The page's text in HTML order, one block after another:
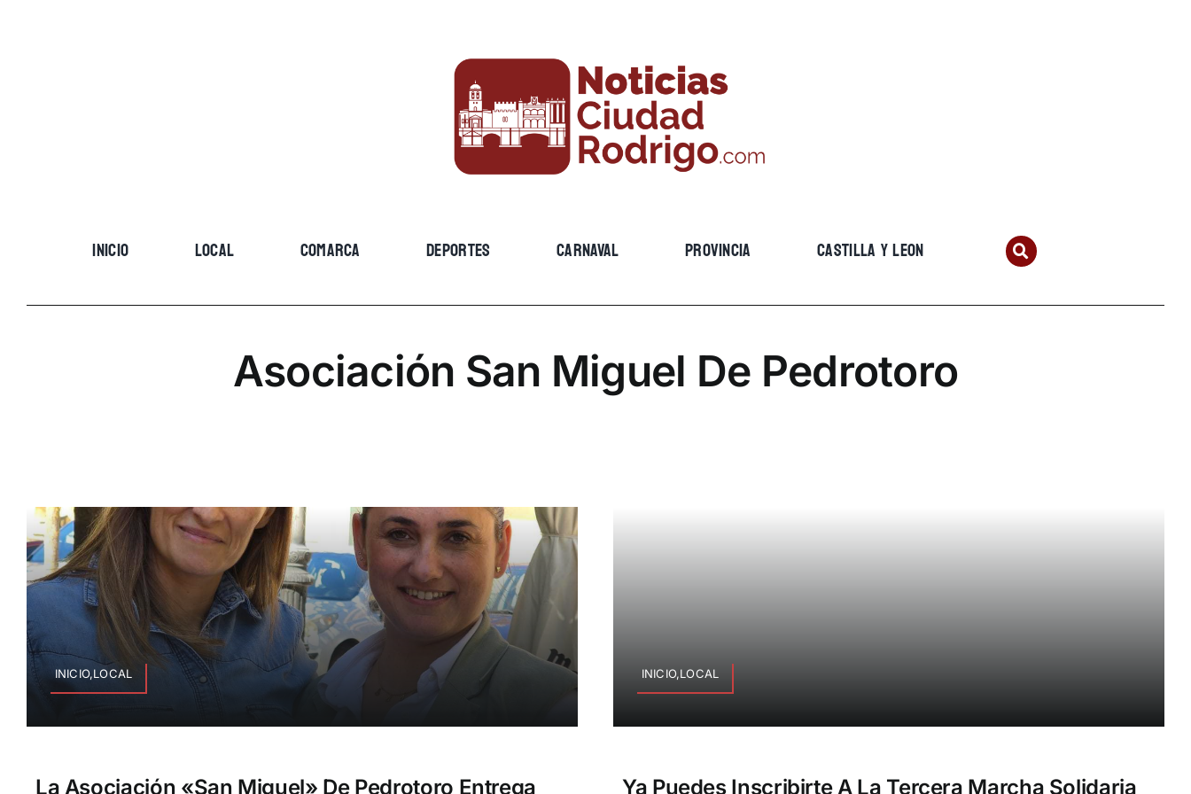
INICIO LOCAL COMARCA DEPORTES CARNAVAL PROVINCIA CASTILLA Y LEON
Asociación San Miguel De Pedrotoro
INICIO,LOCAL
La Asociación «San Miguel» De Pedrotoro Entrega
INICIO,LOCAL
Ya Puedes Inscribirte A La Tercera Marcha Solidaria